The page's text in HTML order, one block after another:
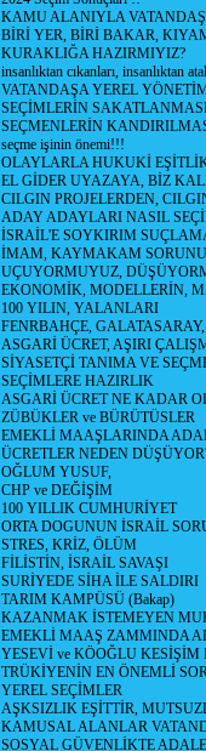
KAMU ALANIYLA
BİRİ YER, BİRİ BAKAR,
KURAKLIĞA HAZIRMIYIZ?
insanlıktan cıkanları, insanlıktan
VATANDAŞA YEREL
SEÇİMLERİN
SEÇMENLERİN
seçme işinin önemi!!!
OLAYLARLA HUKUKİ
EL GİDER UYAZAYA, BİZ
CILGIN PROJELERDEN,
ADAY ADAYLARI NASIL
İSRAİL'E SOYKIRIM
İMAM, KAYMAKAM SORUNU
UÇUYORMUYUZ,
EKONOMİK, MODELLERİN,
100 YILIN, YALANLARI
FENRBAHÇE,
ASGARİ ÜCRET, AŞIRI
SİYASETÇİ TANIMA VE
SEÇİMLERE HAZIRLIK
ASGARİ ÜCRET NE KADAR
ZÜBÜKLER ve BÜRÜTÜSLER
EMEKLİ MAAŞLARINDA
ÜCRETLER NEDEN
OĞLUM YUSUF,
CHP ve DEĞİŞİM
100 YILLIK CUMHURİYET
ORTA DOGUNUN İSRAİL
STRES, KRİZ, ÖLÜM
FİLİSTİN, İSRAİL SAVAŞI
SURİYEDE SİHA İLE SALDIRI
TARIM KAMPÜSÜ (Bakap)
KAZANMAK İSTEMEYEN
EMEKLİ MAAŞ ZAMMINDA
YESEVİ ve KÖOĞLU
TRÜKİYENİN EN ÖNEMLİ
YEREL SEÇİMLER
AŞKSIZLIK EŞİTTİR,
KAMUSAL ALANLAR
SOSYAL GÜVENLİKTE